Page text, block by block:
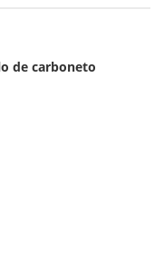
de carboneto